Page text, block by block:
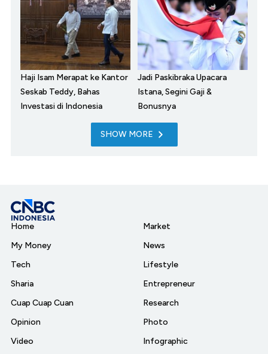
Haji Isam Merapat ke Kantor
Seskab Teddy, Bahas
Investasi di Indonesia
Jadi Paskibraka Upacara
Istana, Segini Gaji &
Bonusnya
SHOW MORE
Home
My Money
Tech
Sharia
Cuap Cuap Cuan
Opinion
Video
Market
News
Lifestyle
Entrepreneur
Research
Photo
Infographic